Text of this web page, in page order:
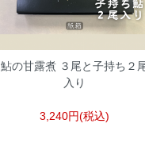
鮎の甘露煮 ３尾と子持ち２
入り
3,240円(税込)